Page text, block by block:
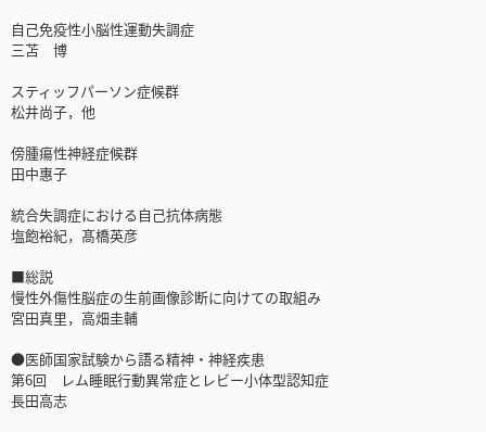
自己免疫性小脳性運動失調症
三苫 博
スティッフパーソン症候群
松井尚子，他
傍腫瘍性神経症候群
田中惠子
統合失調症における自己抗体病態
塩飽裕紀，髙橋英彦
■総説
慢性外傷性脳症の生前画像診断に向けての取組み
宮田真里，高畑圭輔
●医師国家試験から語る精神・神経疾患
第6回 レム睡眠行動異常症とレビー小体型認知症
長田高志